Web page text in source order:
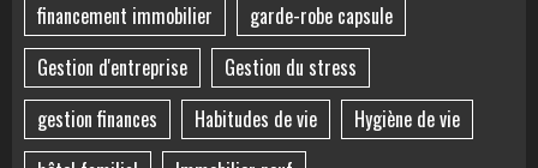
financement immobilier
garde-robe capsule
Gestion d'entreprise
Gestion du stress
gestion finances
Habitudes de vie
Hygiène de vie